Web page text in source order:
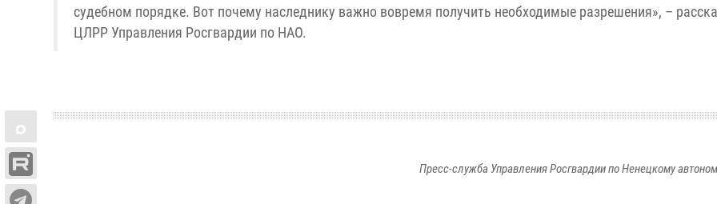
судебном порядке. Вот почему наследнику важно вовремя получить необходимые разрешения», –
ЦЛРР Управления Росгвардии по НАО.
Пресс-служба Управления Росгвардии по Ненецкому